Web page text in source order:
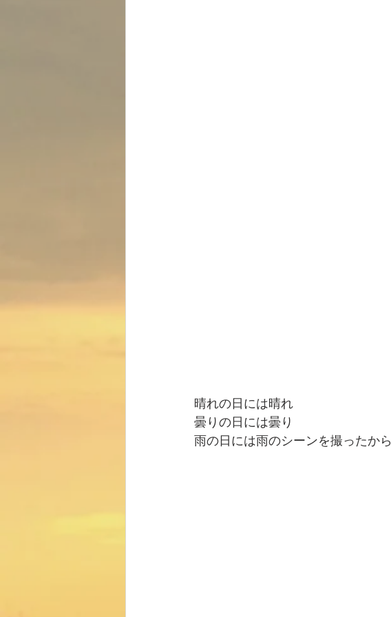
晴れの日には晴れ
曇りの日には曇り
雨の日には雨のシーンを撮ったから